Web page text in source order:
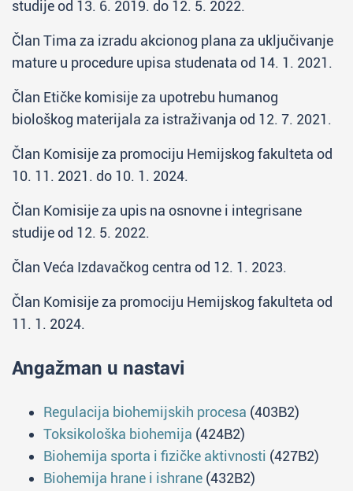
studije od 13. 6. 2019. do 12. 5. 2022.
Član Tima za izradu akcionog plana za uključivanje
mature u procedure upisa studenata od 14. 1. 2021.
Član Etičke komisije za upotrebu humanog
biološkog materijala za istraživanja od 12. 7. 2021.
Član Komisije za promociju Hemijskog fakulteta od
10. 11. 2021. do 10. 1. 2024.
Član Komisije za upis na osnovne i integrisane
studije od 12. 5. 2022.
Član Veća Izdavačkog centra od 12. 1. 2023.
Član Komisije za promociju Hemijskog fakulteta od
11. 1. 2024.
Angažman u nastavi
Regulacija biohemijskih procesa (403B2)
Toksikološka biohemija (424B2)
Biohemija sporta i fizičke aktivnosti (427B2)
Biohemija hrane i ishrane (432B2)